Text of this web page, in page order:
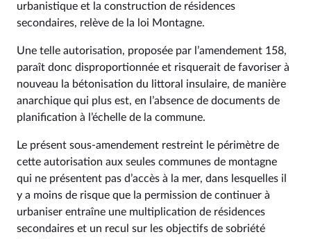
urbanistique et la construction de résidences
secondaires, relève de la loi Montagne.
Une telle autorisation, proposée par l’amendement 158,
paraît donc disproportionnée et risquerait de favoriser à
nouveau la bétonisation du littoral insulaire, de manière
anarchique qui plus est, en l’absence de documents de
planification à l’échelle de la commune.
Le présent sous-amendement restreint le périmètre de
cette autorisation aux seules communes de montagne
qui ne présentent pas d’accès à la mer, dans lesquelles il
y a moins de risque que la permission de continuer à
urbaniser entraîne une multiplication de résidences
secondaires et un recul sur les objectifs de sobriété